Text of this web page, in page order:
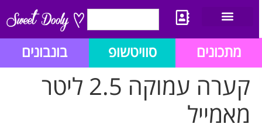
מתכונים סוויטשופ בונבונים
קערה עמוקה 2.5 ליטר
מאמייל